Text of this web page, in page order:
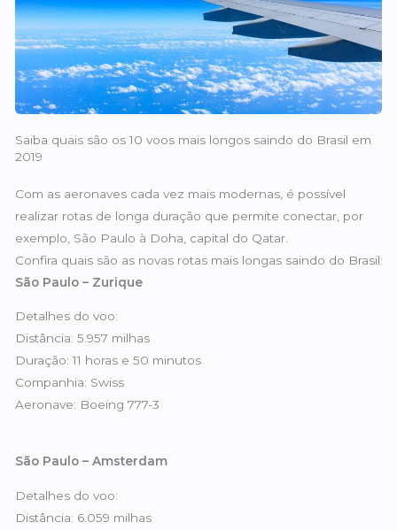
Saiba quais são os 10 voos mais longos saindo do Brasil em
2019
Com as aeronaves cada vez mais modernas, é possível
realizar rotas de longa duração que permite conectar, por
exemplo, São Paulo à Doha, capital do Qatar.
Confira quais são as novas rotas mais longas saindo do Brasil:
São Paulo – Zurique
Detalhes do voo:
Distância: 5.957 milhas
Duração: 11 horas e 50 minutos
Companhia: Swiss
Aeronave: Boeing 777-3
São Paulo – Amsterdam
Detalhes do voo:
Distância: 6.059 milhas